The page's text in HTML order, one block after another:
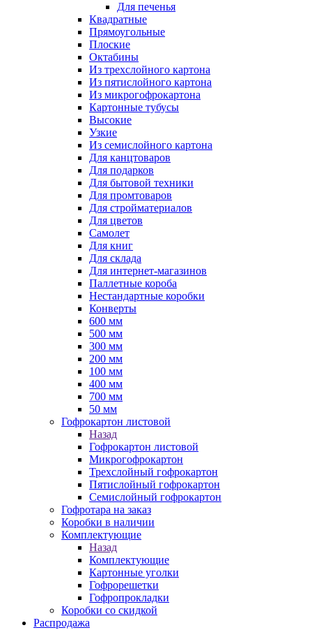
Для печенья
Квадратные
Прямоугольные
Плоские
Октабины
Из трехслойного картона
Из пятислойного картона
Из микрогофрокартона
Картонные тубусы
Высокие
Узкие
Из семислойного картона
Для канцтоваров
Для подарков
Для бытовой техники
Для промтоваров
Для стройматериалов
Для цветов
Самолет
Для книг
Для склада
Для интернет-магазинов
Паллетные короба
Нестандартные коробки
Конверты
600 мм
500 мм
300 мм
200 мм
100 мм
400 мм
700 мм
50 мм
Гофрокартон листовой
Назад
Гофрокартон листовой
Микрогофрокартон
Трехслойный гофрокартон
Пятислойный гофрокартон
Семислойный гофрокартон
Гофротара на заказ
Коробки в наличии
Комплектующие
Назад
Комплектующие
Картонные уголки
Гофрорешетки
Гофропрокладки
Коробки со скидкой
Распродажа